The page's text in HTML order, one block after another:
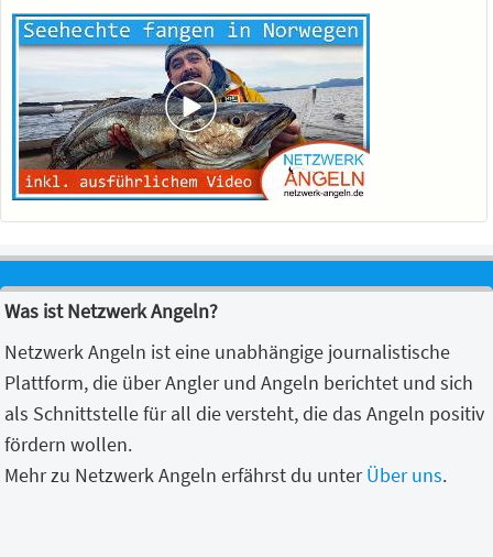
Was ist Netzwerk Angeln?
Netzwerk Angeln ist eine unabhängige journalistische
Plattform, die über Angler und Angeln berichtet und sich
als Schnittstelle für all die versteht, die das Angeln positiv
fördern wollen.
Mehr zu Netzwerk Angeln erfährst du unterÜber uns.